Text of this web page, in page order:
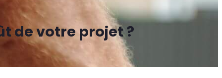
de votre projet ?